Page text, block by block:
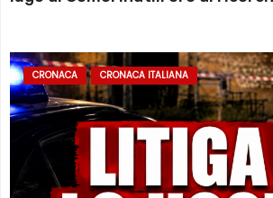
CRONACA CRONACA ITALIANA